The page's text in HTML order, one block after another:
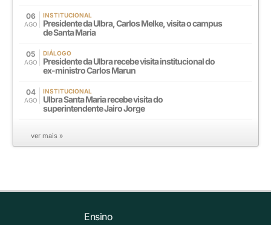
06
AGO
INSTITUCIONAL
Presidente da Ulbra, Carlos Melke, visita o campus
de Santa Maria
05
AGO
DIÁLOGO
Presidente da Ulbra recebe visita institucional do
ex-ministro Carlos Marun
04
AGO
INSTITUCIONAL
Ulbra Santa Maria recebe visita do
superintendente Jairo Jorge
ver mais »
Ensino